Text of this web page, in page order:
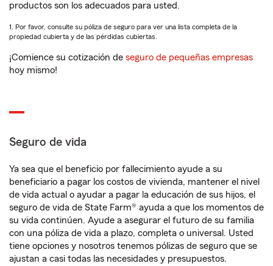
productos son los adecuados para usted.
1. Por favor, consulte su póliza de seguro para ver una lista completa de la
propiedad cubierta y de las pérdidas cubiertas.
¡Comience su cotización de seguro de pequeñas empresas
hoy mismo!
Seguro de vida
Ya sea que el beneficio por fallecimiento ayude a su
beneficiario a pagar los costos de vivienda, mantener el nivel
de vida actual o ayudar a pagar la educación de sus hijos, el
seguro de vida de State Farm® ayuda a que los momentos de
su vida continúen. Ayude a asegurar el futuro de su familia
con una póliza de vida a plazo, completa o universal. Usted
tiene opciones y nosotros tenemos pólizas de seguro que se
ajustan a casi todas las necesidades y presupuestos.